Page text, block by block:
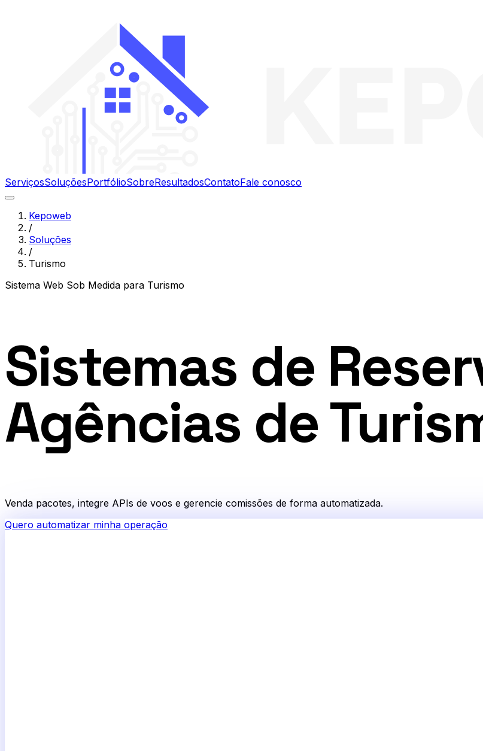
ServiçosSoluçõesPortfólioSobreResultadosContatoFale conosco
Kepoweb
/
Soluções
/
Turismo
Sistema Web Sob Medida para Turismo
Sistemas de
Agências de
Venda pacotes, integre APIs de voos e gerencie comissões de forma automatizada.
Quero automatizar minha operação